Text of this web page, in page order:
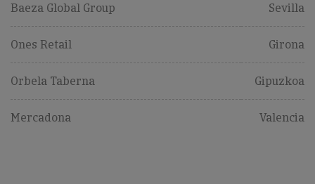
Baeza Global Group Sevilla
Ones Retail Girona
Orbela Taberna Gipuzkoa
Mercadona Valencia